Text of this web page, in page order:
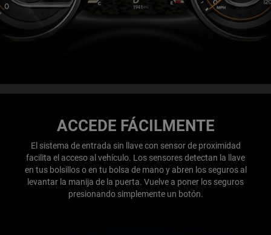
ACCEDE FÁCILMENTE
El sistema de entrada sin llave con sensor de proximidad
facilita el acceso al vehículo. Los sensores detectan la llave
en tus bolsillos o en tu bolsa de mano y abren los seguros al
levantar la manija de la puerta. Vuelve a poner los seguros
presionando simplemente un botón.